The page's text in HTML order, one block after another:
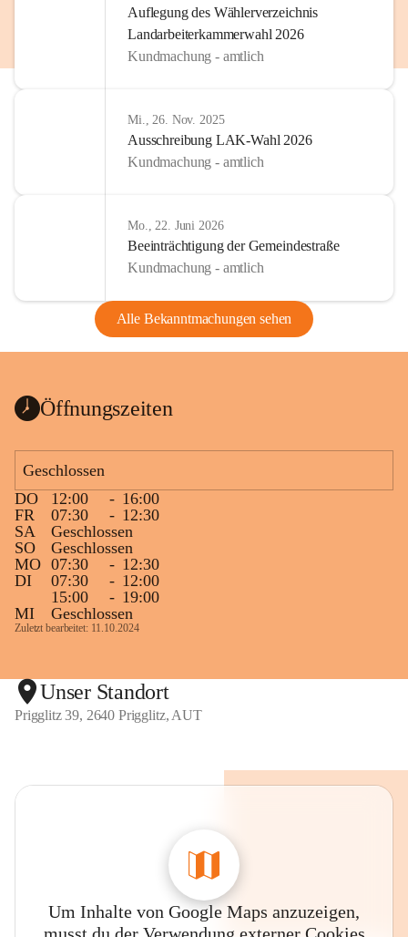
Auflegung des Wählerverzeichnis
Landarbeiterkammerwahl 2026
Kundmachung - amtlich
Mi., 26. Nov. 2025
Ausschreibung LAK-Wahl 2026
Kundmachung - amtlich
Mo., 22. Juni 2026
Beeinträchtigung der Gemeindestraße
Kundmachung - amtlich
Alle Bekanntmachungen sehen
Öffnungszeiten
Geschlossen
DO
12:00 - 16:00
FR
07:30 - 12:30
SA
Geschlossen
SO
Geschlossen
MO 07:30 - 12:30
DI
07:30 - 12:00
15:00
- 19:00
MI
Geschlossen
Zuletzt bearbeitet: 11.10.2024
Unser Standort
Prigglitz 39, 2640 Prigglitz, AUT
Um Inhalte von Google Maps anzuzeigen,